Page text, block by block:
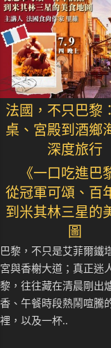
法國，不只巴黎
桌、宮殿到酒鄉
深度旅行
《一口吃進巴
從冠軍可頌、百
到米其林三星的
圖
巴黎，不只是艾菲爾鐵
宮與香榭大道；真正迷
黎，往往藏在清晨剛出
香、午餐時段熱鬧喧騰
裡，以及一杯..